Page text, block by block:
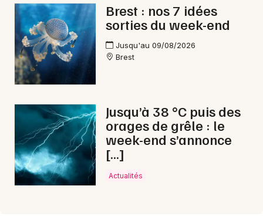
29 - Finistère
Mon email
Brest : nos 7 idées
sorties du week-end
Jusqu'au 09/08/2026
Brest
Jusqu’à 38 °C puis des
orages de grêle : le
week-end s’annonce
[…]
Actualités